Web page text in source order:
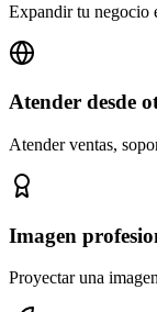
Expandir tu negocio
Atender desde
Atender ventas,
Imagen
Proyectar una